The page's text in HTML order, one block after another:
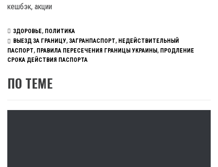
кешбэк, акции
ЗДОРОВЬЕ, ПОЛИТИКА
ВЫЕЗД ЗА ГРАНИЦУ, ЗАГРАНПАСПОРТ, НЕДЕЙСТВИТЕЛЬНЫЙ
ПАСПОРТ, ПРАВИЛА ПЕРЕСЕЧЕНИЯ ГРАНИЦЫ УКРАИНЫ, ПРОДЛЕНИЕ
СРОКА ДЕЙСТВИЯ ПАСПОРТА
ПО ТЕМЕ